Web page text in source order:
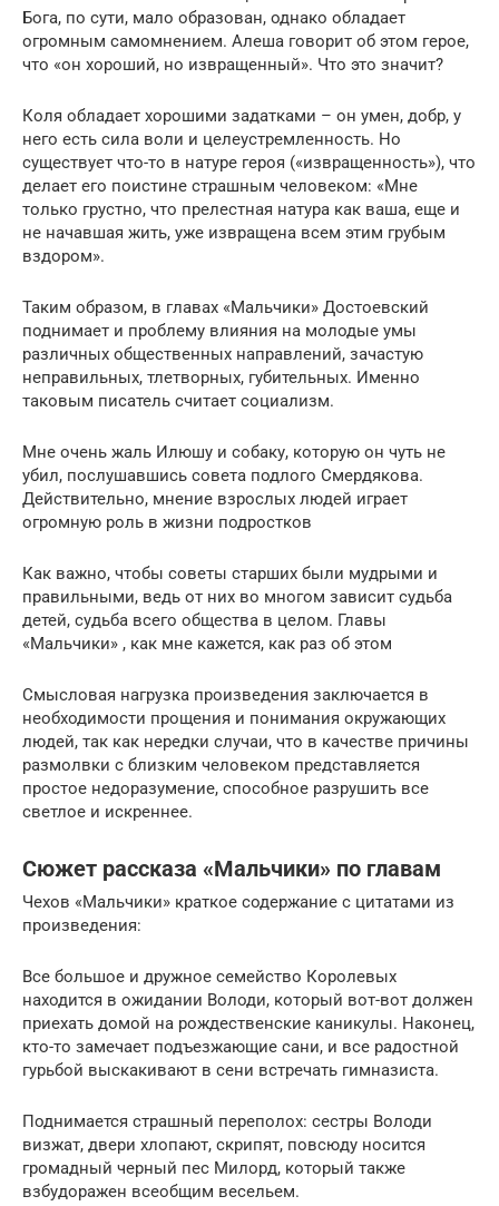
Бога, по сути, мало образован, однако обладает
огромным самомнением. Алеша говорит об этом герое,
что «он хороший, но извращенный». Что это значит?
Коля обладает хорошими задатками – он умен, добр, у
него есть сила воли и целеустремленность. Но
существует что-то в натуре героя («извращенность»), что
делает его поистине страшным человеком: «Мне
только грустно, что прелестная натура как ваша, еще и
не начавшая жить, уже извращена всем этим грубым
вздором».
Таким образом, в главах «Мальчики» Достоевский
поднимает и проблему влияния на молодые умы
различных общественных направлений, зачастую
неправильных, тлетворных, губительных. Именно
таковым писатель считает социализм.
Мне очень жаль Илюшу и собаку, которую он чуть не
убил, послушавшись совета подлого Смердякова.
Действительно, мнение взрослых людей играет
огромную роль в жизни подростков
Как важно, чтобы советы старших были мудрыми и
правильными, ведь от них во многом зависит судьба
детей, судьба всего общества в целом. Главы
«Мальчики» , как мне кажется, как раз об этом
Смысловая нагрузка произведения заключается в
необходимости прощения и понимания окружающих
людей, так как нередки случаи, что в качестве причины
размолвки с близким человеком представляется
простое недоразумение, способное разрушить все
светлое и искреннее.
Сюжет рассказа «Мальчики» по главам
Чехов «Мальчики» краткое содержание с цитатами из
произведения:
Все большое и дружное семейство Королевых
находится в ожидании Володи, который вот-вот должен
приехать домой на рождественские каникулы. Наконец,
кто-то замечает подъезжающие сани, и все радостной
гурьбой выскакивают в сени встречать гимназиста.
Поднимается страшный переполох: сестры Володи
визжат, двери хлопают, скрипят, повсюду носится
громадный черный пес Милорд, который также
взбудоражен всеобщим весельем.